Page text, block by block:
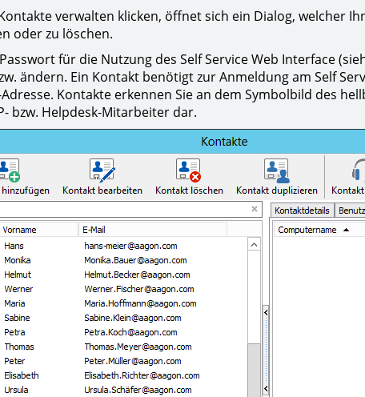
verwalten klicken, öffnet sich ein Dialog, welcher
oder zu löschen.
für die Nutzung des Self Service Web Interface
ändern. Ein Kontakt benötigt zur Anmeldung am Self
Kontakte erkennen Sie an dem Symbolbild des
bzw. Helpdesk-Mitarbeiter dar.